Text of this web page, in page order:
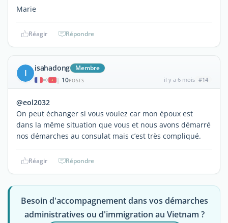
Marie
Réagir Répondre
I isahadong Membre
| 10POSTS il y a 6 mois #14
@eol2032
On peut échanger si vous voulez car mon époux est
dans la même situation que vous et nous avons démarré
nos démarches au consulat mais c’est très compliqué.
Réagir Répondre
Besoin d'accompagnement dans vos démarches
administratives ou d'immigration au Vietnam ?